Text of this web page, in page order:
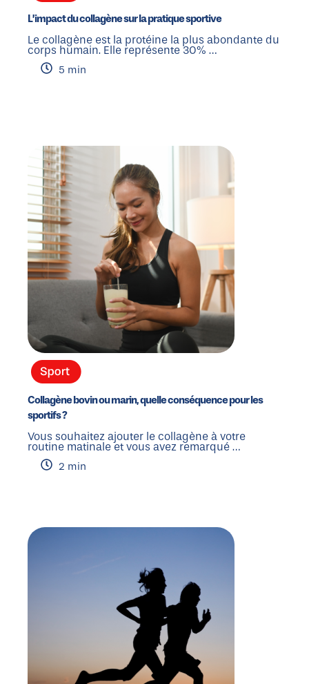
L’impact du collagène sur la pratique sportive
Le collagène est la protéine la plus abondante du
corps humain. Elle représente 30% …
5 min
Collagène bovin ou marin, quelle conséquence pour les
sportifs ?
Vous souhaitez ajouter le collagène à votre
routine matinale et vous avez remarqué …
2 min